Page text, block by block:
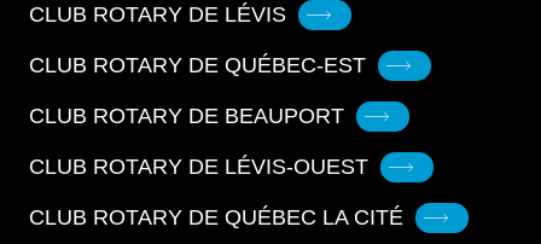
CLUB ROTARY DE LÉVIS
CLUB ROTARY DE QUÉBEC-EST
CLUB ROTARY DE BEAUPORT
CLUB ROTARY DE LÉVIS-OUEST
CLUB ROTARY DE QUÉBEC LA CITÉ